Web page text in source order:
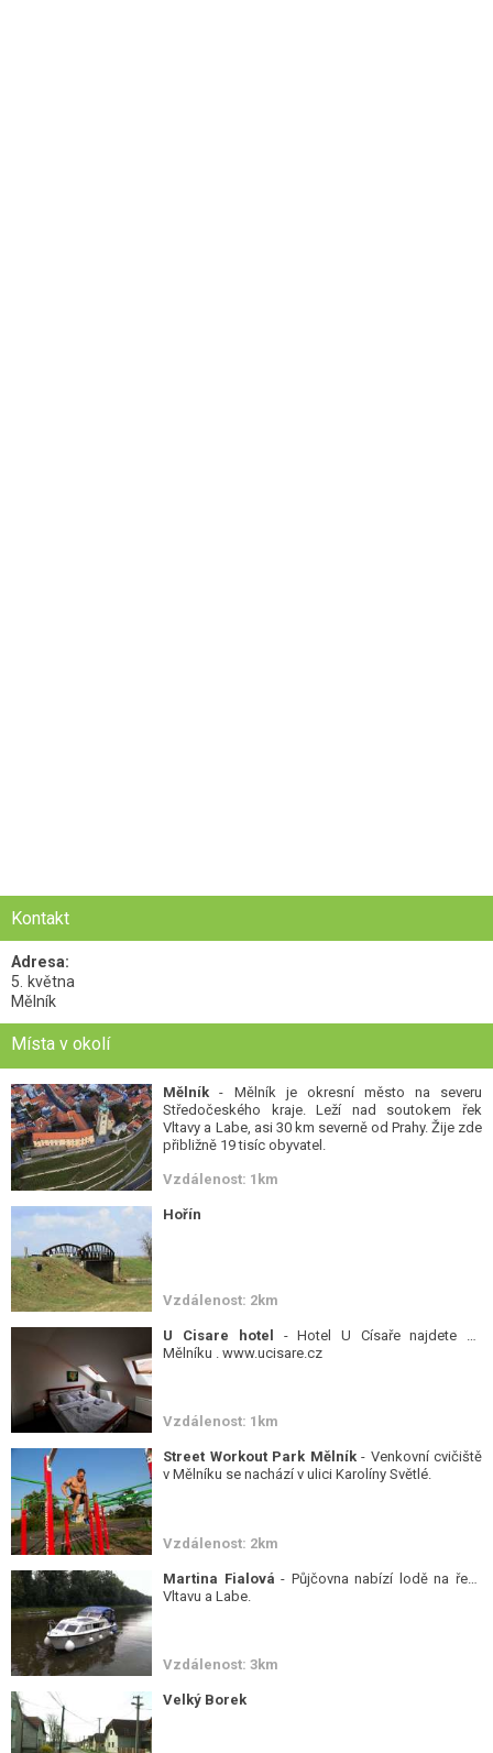
Kontakt
Adresa:
5. května
Mělník
Místa v okolí
Mělník - Mělník je okresní město na severu
Středočeského kraje. Leží nad soutokem řek
Vltavy a Labe, asi 30 km severně od Prahy. Žije zde
přibližně 19 tisíc obyvatel.
Vzdálenost: 1km
Hořín
Vzdálenost: 2km
U Cisare hotel
- Hotel U Císaře najdete na
Mělníku . www.ucisare.cz
Vzdálenost: 1km
Street Workout Park Mělník- Venkovní cvičiště
v Mělníku se nachází v ulici Karolíny Světlé.
Vzdálenost: 2km
Martina Fialová - Půjčovna nabízí lodě na řeky
Vltavu a Labe.
Vzdálenost: 3km
Velký Borek